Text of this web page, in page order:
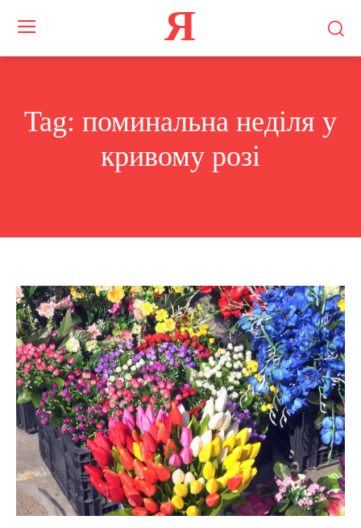
Я
Tag: поминальна неділя у
кривому розі